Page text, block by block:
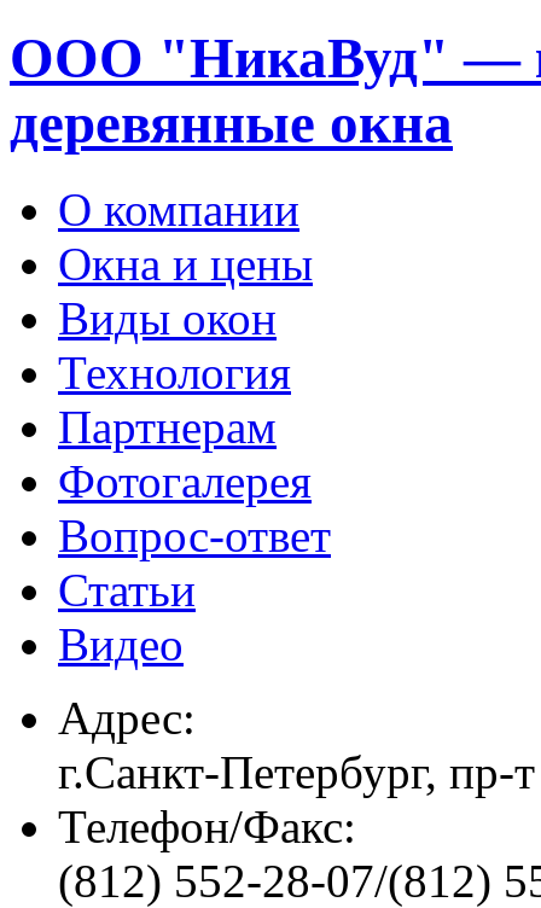
ООО "НикаВуд" —
деревянные окна
О компании
Окна и цены
Виды окон
Технология
Партнерам
Фотогалерея
Вопрос-ответ
Статьи
Видео
Адрес:
г.Санкт-Петербург, пр-
Телефон/Факс:
(812) 552-28-07/(812)